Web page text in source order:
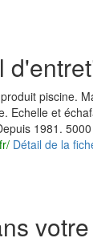
piscine.
Echelle et
1981.
Détail de la